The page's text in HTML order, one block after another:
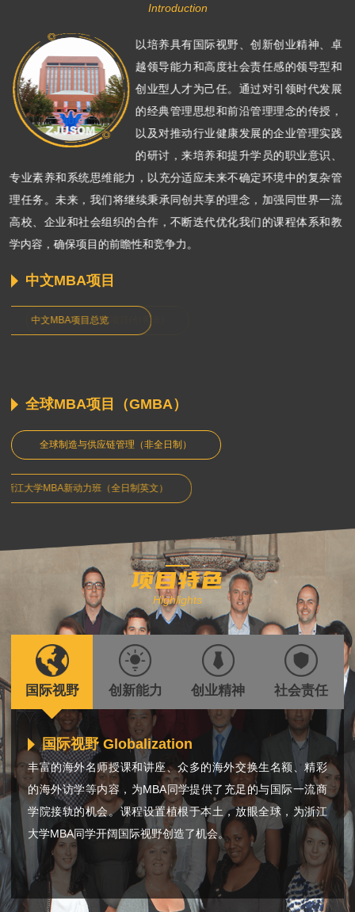
Introduction
以培养具有国际视野、创新创业精神、卓
越领导能力和高度社会责任感的领导型和
创业型人才为己任。通过对引领时代发展
的经典管理思想和前沿管理理念的传授，
以及对推动行业健康发展的企业管理实践
的研讨，来培养和提升学员的职业意识、
专业素养和系统思维能力，以充分适应未来不确定环境中的复杂管
理任务。未来，我们将继续秉承同创共享的理念，加强同世界一流
高校、企业和社会组织的合作，不断迭代优化我们的课程体系和教
学内容，确保项目的前瞻性和竞争力。
中文MBA项目
中文MBA项目总览
全球MBA项目（GMBA）
全球制造与供应链管理（非全日制）
浙江大学MBA新动力班（全日制英文）
项目特色
Highlights
国际视野 创新能力 创业精神 社会责任
国际视野 Globalization
丰富的海外名师授课和讲座、众多的海外交换生名额、精彩
的海外访学等内容，为MBA同学提供了充足的与国际一流商
学院接轨的机会。课程设置植根于本土，放眼全球，为浙江
大学MBA同学开阔国际视野创造了机会。